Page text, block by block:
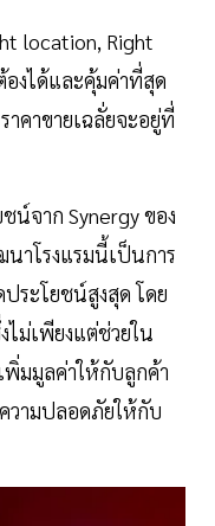
location, Right
งได้และคุ้มค่าที่สุด
าคาขายเฉลั่ยจะอยู่ที่
น์จาก Synergy ของ
าโรงแรมนี้เป็นการ
ระโยชน์สูงสุด โดย
ไม่เพียงแต่ช่วยใน
พิ่มมูลค่าให้กับลูกค้า
วามปลอดภัยให้กับ